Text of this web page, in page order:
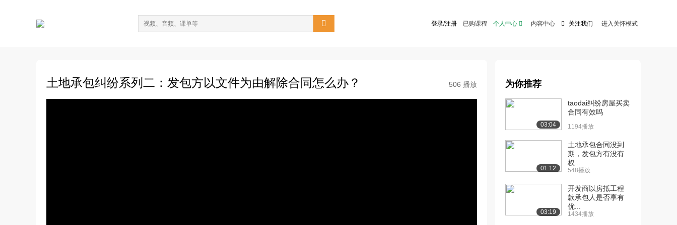
 登录/注册 已购课程 个人中心  内容中心  关注我们 进入关怀模式
土地承包纠纷系列二：发包方以文件为由解除合同怎么办？ 506 播放 为你推荐
03:04
taodai纠纷房屋买卖
合同有效吗
1194播放
01:12
土地承包合同没到
期，发包方有没有
权...
548播放
03:19
开发商以房抵工程
款承包人是否享有
优...
1434播放